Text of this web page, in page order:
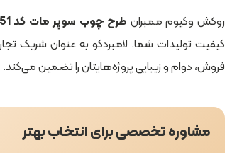
روکش وکیوم ممبران طرح چوب سوپر مات کد SM-1751
کیفیت تولیدات شما. لامبردکو به عنوان شریک
فروش، دوام و زیبایی پروژه‌هایتان را تضمین می‌کند.
مشاوره تخصصی برای انتخاب بهتر